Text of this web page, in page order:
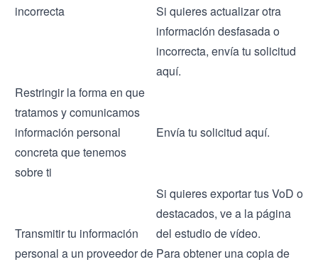
incorrecta
Si quieres actualizar otra
información desfasada o
incorrecta, envía tu solicitud
aquí.
Restringir la forma en que
tratamos y comunicamos
información personal
concreta que tenemos
sobre ti
Envía tu solicitud aquí.
Transmitir tu información
personal a un proveedor de
Si quieres exportar tus VoD o
destacados, ve a la página
del estudio de vídeo.
Para obtener una copia de